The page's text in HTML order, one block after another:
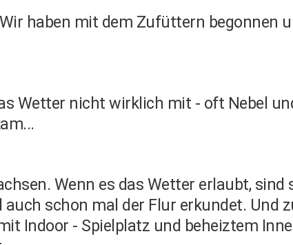
haben mit dem Zufüttern begonnen
Wetter nicht wirklich mit - oft Nebel
Wenn es das Wetter erlaubt, sind
schon mal der Flur erkundet. Und
Indoor - Spielplatz und beheiztem